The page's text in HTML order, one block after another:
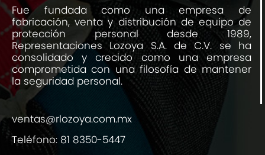
Fue fundada como una empresa de
fabricación, venta y distribución de equipo de
protección personal desde 1989,
Representaciones Lozoya S.A. de C.V. se ha
consolidado y crecido como una empresa
comprometida con una filosofía de mantener
la seguridad personal.
ventas@rlozoya.com.mx
Teléfono: 81 8350-5447